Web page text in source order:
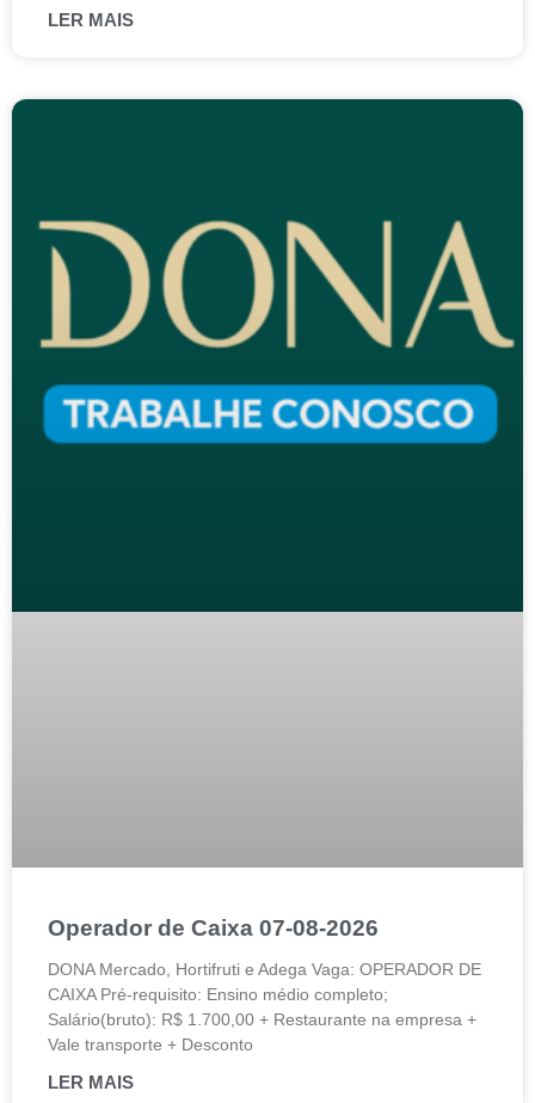
LER MAIS
Operador de Caixa 07-08-2026
DONA Mercado, Hortifruti e Adega Vaga: OPERADOR DE
CAIXA Pré-requisito: Ensino médio completo;
Salário(bruto): R$ 1.700,00 + Restaurante na empresa +
Vale transporte + Desconto
LER MAIS